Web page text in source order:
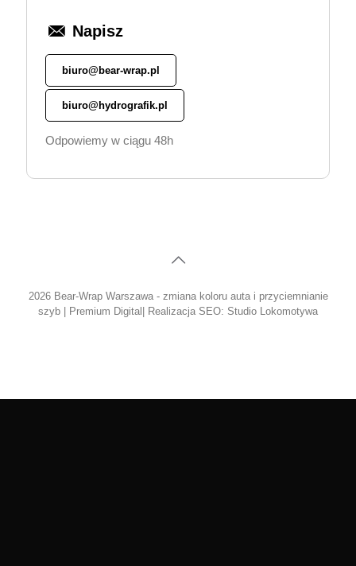
Napisz
biuro@bear-wrap.pl
biuro@hydrografik.pl
Odpowiemy w ciągu 48h
2026 Bear-Wrap Warszawa - zmiana koloru auta i przyciemnianie
szyb |
Premium Digital | Realizacja SEO: Studio Lokomotywa